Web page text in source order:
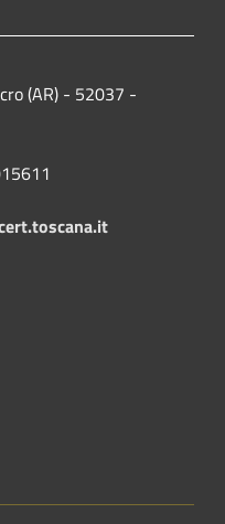
(AR) - 52037 -